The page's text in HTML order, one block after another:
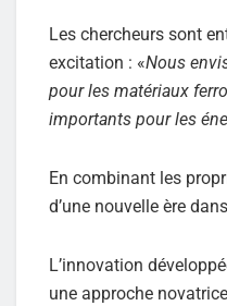
Les chercheurs sont
excitation : «Nous
pour les matériaux
importants pour les
En combinant les
d’une nouvelle ère
L’innovation
une approche